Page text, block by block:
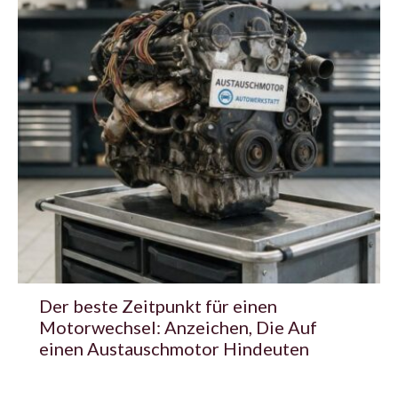
Der beste Zeitpunkt für einen
Motorwechsel: Anzeichen, Die Auf
einen Austauschmotor Hindeuten